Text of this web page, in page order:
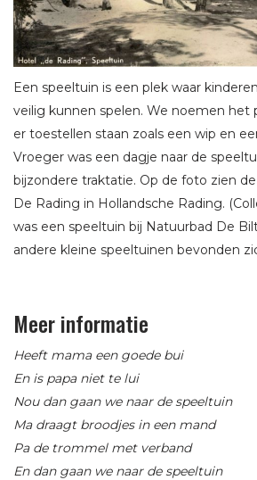
Een speeltuin is een plek waar
veilig kunnen spelen. We noemen het
er toestellen staan zoals een wip en
Vroeger was een dagje naar de
bijzondere traktatie. Op de foto zien
De Rading in Hollandsche Rading.
was een speeltuin bij Natuurbad De
andere kleine speeltuinen bevonden
Meer informatie
Heeft mama een goede bui
En is papa niet te lui
Nou dan gaan we naar de speeltuin
Ma draagt broodjes in een mand
Pa de trommel met verband
En dan gaan we naar de speeltuin